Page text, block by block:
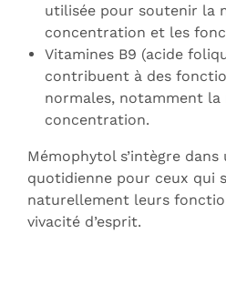
utilisée pour soutenir la
concentration et les
Vitamines B9 (acide
contribuent à des
normales, notamment
concentration.
Mémophytol s’intègre
quotidienne pour ceux qui
naturellement leurs
vivacité d’esprit.